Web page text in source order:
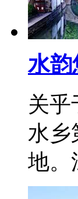
水韵
关乎
水乡
地